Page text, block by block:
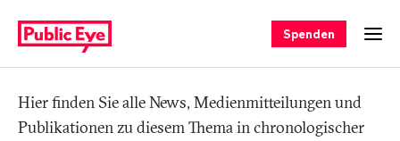
auf
publiceye.ch
Spenden
Tag
Hier finden Sie alle News, Medienmitteilungen und
Publikationen zu diesem Thema in chronologischer